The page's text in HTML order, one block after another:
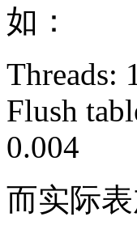
如：
Threads:
Flush
0.004
而实际